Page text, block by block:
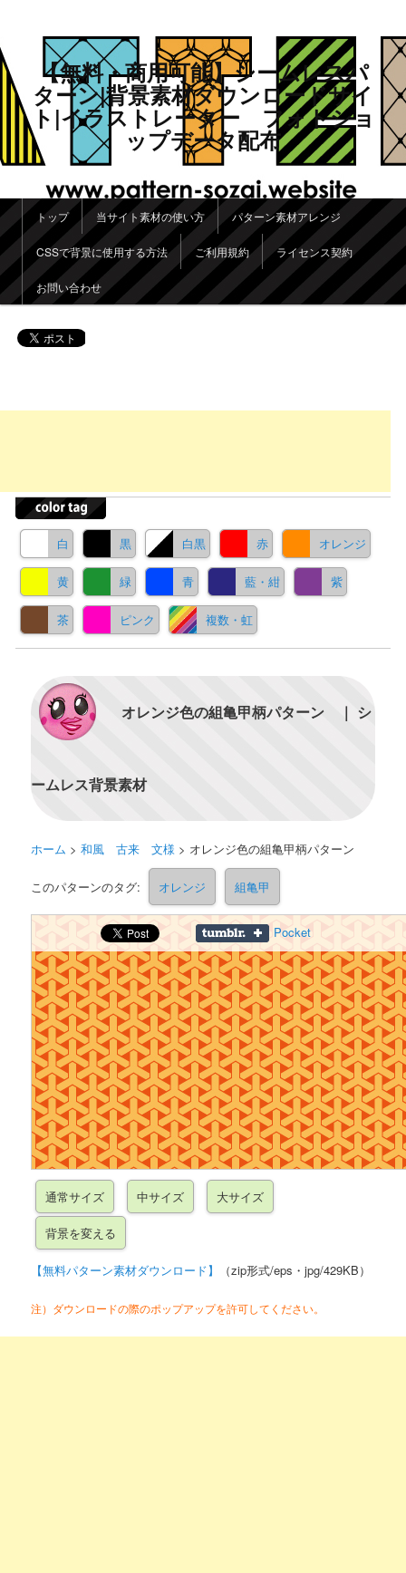
【無料・商用可能】シームレスパ
ターン|背景素材ダウンロードサイ
ト|イラストレーター フォトショ
ップデータ配布
メインメニュー
メインコンテンツへ移動
サブコンテンツへ移動
トップ 当サイト素材の使い方 パターン素材アレンジ
CSSで背景に使用する方法 ご利用規約 ライセンス契約
お問い合わせ
白 黒 白黒 赤 オレンジ
黄 緑 青 藍・紺 紫
茶 ピンク 複数・虹
オレンジ色の組亀甲柄パターン ｜ シ
ームレス背景素材
ホーム >和風 古来 文様 > オレンジ色の組亀甲柄パターン
このパターンのタグ: オレンジ 組亀甲
Pocket
【無料パターン素材ダウンロード】 （zip形式/eps・jpg/429KB）
注）ダウンロードの際のポップアップを許可してください。